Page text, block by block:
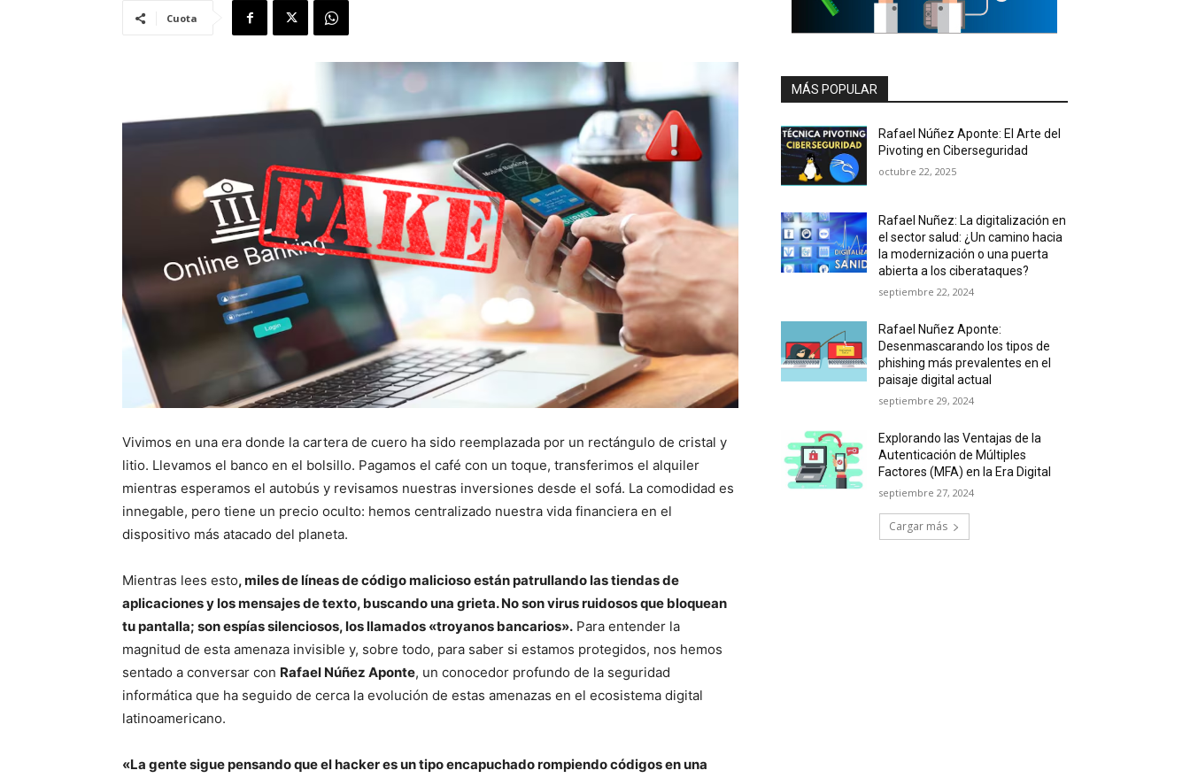
Cuota
Vivimos en una era donde la cartera de cuero ha sido reemplazada por un rectángulo de cristal y
litio. Llevamos el banco en el bolsillo. Pagamos el café con un toque, transferimos el alquiler
mientras esperamos el autobús y revisamos nuestras inversiones desde el sofá. La comodidad es
innegable, pero tiene un precio oculto: hemos centralizado nuestra vida financiera en el
dispositivo más atacado del planeta.
Mientras lees esto, miles de líneas de código malicioso están patrullando las tiendas de
aplicaciones y los mensajes de texto, buscando una grieta. No son virus ruidosos que bloquean
tu pantalla; son espías silenciosos, los llamados «troyanos bancarios». Para entender la
magnitud de esta amenaza invisible y, sobre todo, para saber si estamos protegidos, nos hemos
sentado a conversar con Rafael Núñez Aponte, un conocedor profundo de la seguridad
informática que ha seguido de cerca la evolución de estas amenazas en el ecosistema digital
latinoamericano.
«La gente sigue pensando que el hacker es un tipo encapuchado rompiendo códigos en una
MÁS POPULAR
Rafael Núñez Aponte: El Arte del
Pivoting en Ciberseguridad
octubre 22, 2025
Rafael Nuñez: La digitalización en
el sector salud: ¿Un camino hacia
la modernización o una puerta
abierta a los ciberataques?
septiembre 22, 2024
Rafael Nuñez Aponte:
Desenmascarando los tipos de
phishing más prevalentes en el
paisaje digital actual
septiembre 29, 2024
Explorando las Ventajas de la
Autenticación de Múltiples
Factores (MFA) en la Era Digital
septiembre 27, 2024
Cargar más